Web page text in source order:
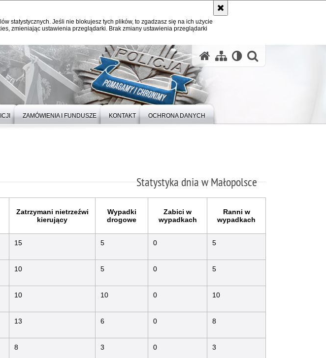
statystycznych. Jeśli nie blokujesz tych plików, to zgadzasz się na ich użycie
zmieniając ustawienia przeglądarki. Brak zmiany ustawienia przeglądarki
ZAMÓWIENIA I FUNDUSZE KONTAKT OCHRONA DANYCH
Statystyka dnia w Małopolsce
Zatrzymani nietrzeźwi
kierujący
Wypadki
drogowe
Zabici w
wypadkach
Ranni w
wypadkach
15 5 0 5
10 5 0 5
10 10 0 10
13 6 0 8
8 3 0 3